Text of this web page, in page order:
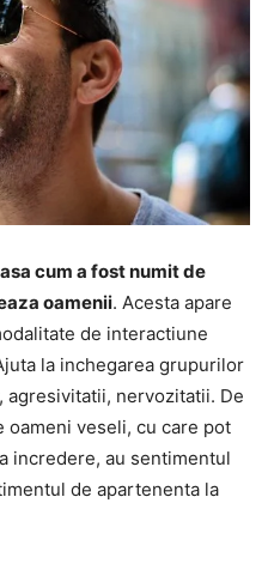
cum a fost numit de
oamenii. Acesta apare
de interactiune
la inchegarea grupurilor
agresivitatii, nervozitatii. De
oameni veseli, cu care pot
incredere, au sentimentul
de apartenenta la